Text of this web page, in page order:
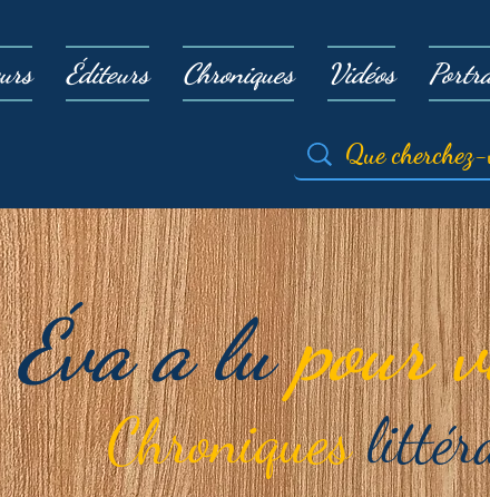
Éditeurs Chroniques Vidéos
Éva a lupour
Chroniques